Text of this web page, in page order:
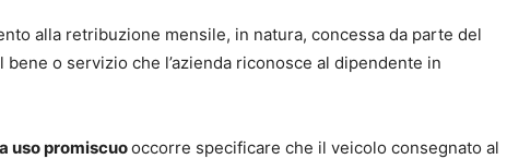
alla retribuzione mensile, in natura, concessa da parte del
o servizio che l’azienda riconosce al dipendente in
uso promiscuooccorre specificare che il veicolo consegnato al